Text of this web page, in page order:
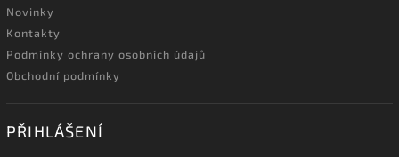
Novinky
Kontakty
Podmínky ochrany osobních údajů
Obchodní podmínky
PŘIHLÁŠENÍ